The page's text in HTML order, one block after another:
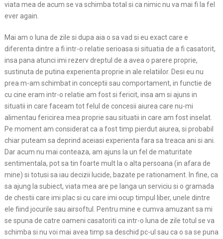
viata mea de acum se va schimba total si ca nimic nu va mai fi la fel
ever again.
Mai am o luna de zile si dupa aia o sa vad si eu exact care e
diferenta dintre a fi intr-o relatie serioasa si situatia de a fi casatorit,
insa pana atunci imi rezerv dreptul de a avea o parere proprie,
sustinuta de putina experienta proprie in ale relatiilor. Desi eu nu
prea m-am schimbat in conceptii sau comportament, in functie de
cu cine eram intr-o relatie am fost si fericit, insa am si ajuns in
situatii in care faceam tot felul de concesii aiurea care nu-mi
alimentau fericirea mea proprie sau situatii in care am fost inselat.
Pe moment am considerat ca a fost timp pierdut aiurea, si probabil
chiar puteam sa deprind aceiasi experienta fara sa treaca ani si ani.
Dar acum nu mai conteaza, am ajuns la un fel de maturitate
sentimentala, pot sa tin foarte mult la o alta persoana (in afara de
mine) si totusi sa iau decizii lucide, bazate pe rationament. In fine, ca
sa ajung la subiect, viata mea are pe langa un serviciu si o gramada
de chestii care imi plac si cu care imi ocup timpul liber, unele dintre
ele fiind jocurile sau airsoftul. Pentru mine e cumva amuzant sa mi
se spuna de catre oameni casatoriti ca intr-o luna de zile totul se va
schimba si nu voi mai avea timp sa deschid pc-ul sau ca o sa se puna